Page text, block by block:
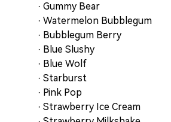
· Gummy Bear
· Watermelon Bubblegum
· Bubblegum Berry
· Blue Slushy
· Blue Wolf
· Starburst
· Pink Pop
· Strawberry Ice Cream